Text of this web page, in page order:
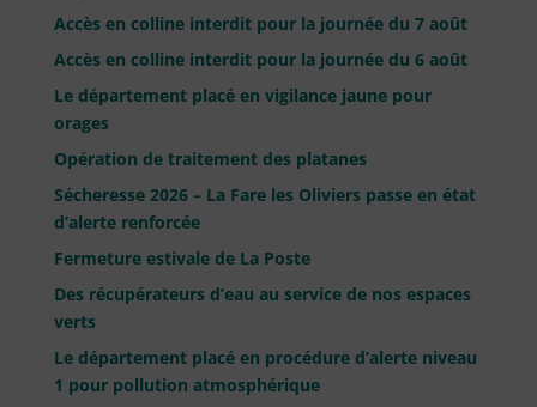
Accès en colline interdit pour la journée du 7 août
Accès en colline interdit pour la journée du 6 août
Le département placé en vigilance jaune pour
orages
Opération de traitement des platanes
Sécheresse 2026 – La Fare les Oliviers passe en état
d’alerte renforcée
Fermeture estivale de La Poste
Des récupérateurs d’eau au service de nos espaces
verts
Le département placé en procédure d’alerte niveau
1 pour pollution atmosphérique